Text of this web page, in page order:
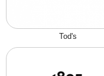
Tod's